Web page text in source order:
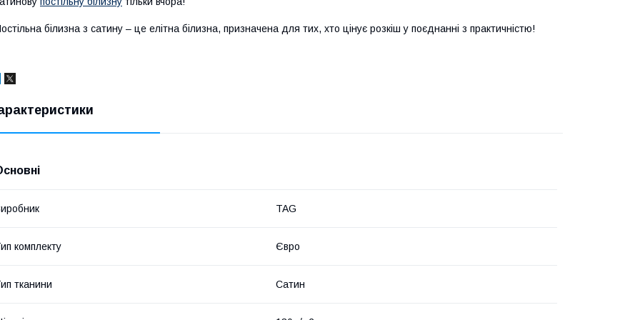
білизна з сатину – це елітна білизна, призначена для тих, хто цінує розкіш у поєднанні з практичністю!
TAG
комплекту Євро
тканини Сатин